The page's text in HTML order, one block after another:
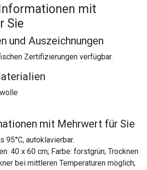
mit
Sie
und Auszeichnungen
Zertifizierungen verfügbar.
mit Mehrwert für Sie
95°C, autoklavierbar.
40 x 60 cm; Farbe: forstgrün; Trocknen
bei mittleren Temperaturen möglich;